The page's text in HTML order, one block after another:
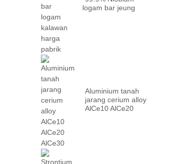
logam bar jeung
Aluminium tanah
jarang cerium alloy
AlCe10 AlCe20